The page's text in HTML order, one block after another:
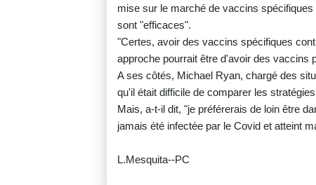
mise sur le marché de vaccins
sont "efficaces".
"Certes, avoir des vaccins spécifiques
approche pourrait être d'avoir des vaccins
A ses côtés, Michael Ryan, chargé des
qu'il était difficile de comparer les
Mais, a-t-il dit, "je préférerais de loin être
jamais été infectée par le Covid et atteint
L.Mesquita--PC